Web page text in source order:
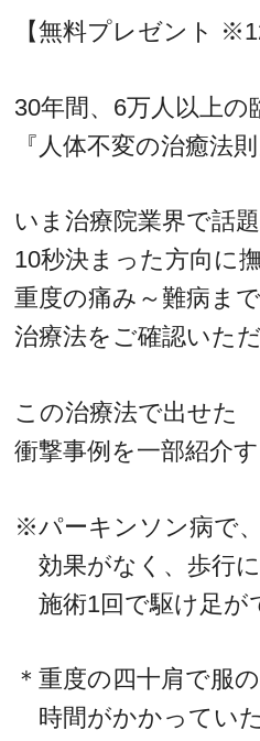
【無料プレゼント
30年間、6万人以上の
『人体不変の治癒法則
いま治療院業界で話
10秒決まった方向に
重度の痛み～難病ま
治療法をご確認いた
この治療法で出せた
衝撃事例を一部紹介
※パーキンソン病で
効果がなく、歩行
施術1回で駆け足が
＊重度の四十肩で服
時間がかかってい